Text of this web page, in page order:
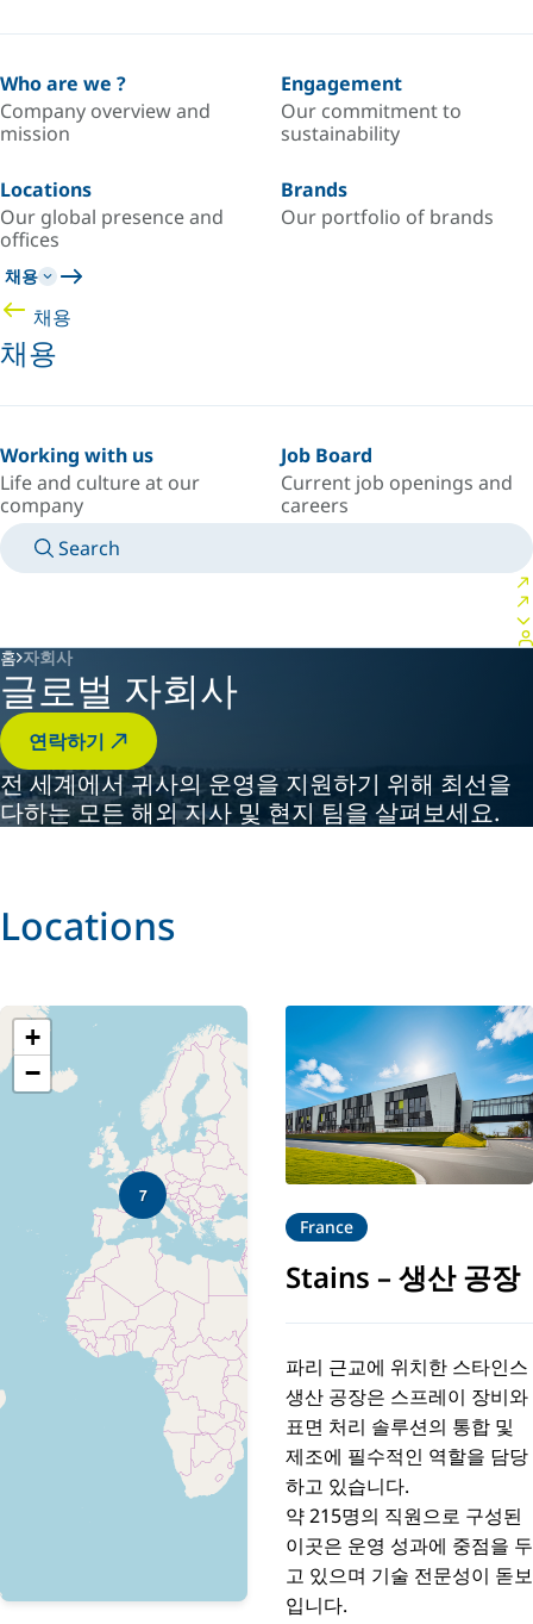
Who are we ?
Company overview and
mission
Engagement
Our commitment to
sustainability
Locations
Our global presence and
offices
Brands
Our portfolio of brands
채용
채용
채용
Working with us
Life and culture at our
company
Job Board
Current job openings and
careers
Search
홈 자회사
글로벌 자회사
연락하기
전 세계에서 귀사의 운영을 지원하기 위해 최선을
다하는 모든 해외 지사 및 현지 팀을 살펴보세요.
Locations
7
+
−
France
Stains – 생산 공장
파리 근교에 위치한 스타인스
생산 공장은 스프레이 장비와
표면 처리 솔루션의 통합 및
제조에 필수적인 역할을 담당
하고 있습니다.
약 215명의 직원으로 구성된
이곳은 운영 성과에 중점을 두
고 있으며 기술 전문성이 돋보
입니다.